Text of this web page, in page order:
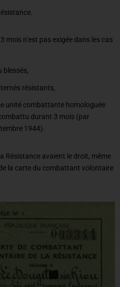
mois n’est pas exigée dans les cas
blessés,
résistants,
unité combattante homologuée
durant 3 mois (par
1944).
Résistance avaient le droit, même
la carte du combattant volontaire